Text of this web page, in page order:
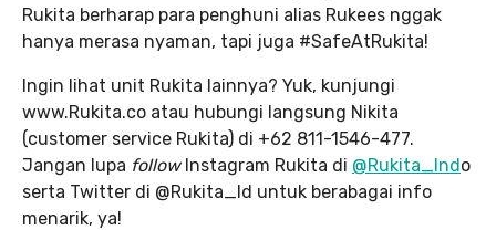
Rukita berharap para penghuni alias Rukees nggak
hanya merasa nyaman, tapi juga #SafeAtRukita!
Ingin lihat unit Rukita lainnya? Yuk, kunjungi
www.Rukita.co atau hubungi langsung Nikita
(customer service Rukita) di +62 811-1546-477.
Jangan lupa followInstagram Rukita di @Rukita_Indo
serta Twitter di @Rukita_Id untuk berabagai info
menarik, ya!